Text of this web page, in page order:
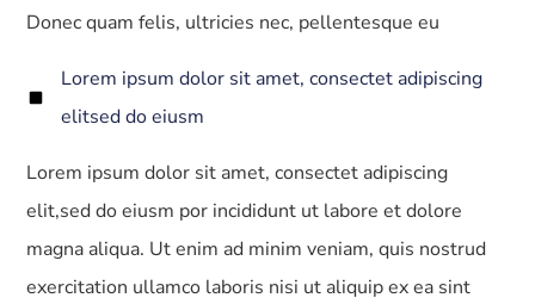
Donec quam felis, ultricies nec, pellentesque eu
Lorem ipsum dolor sit amet, consectet adipiscing
elitsed do eiusm
Lorem ipsum dolor sit amet, consectet adipiscing
elit,sed do eiusm por incididunt ut labore et dolore
magna aliqua. Ut enim ad minim veniam, quis nostrud
exercitation ullamco laboris nisi ut aliquip ex ea sint